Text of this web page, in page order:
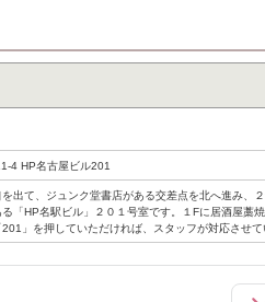
4 HP名古屋ビル201
出て、ジュンク堂書店がある交差点を北へ進み、
「HP名駅ビル」２０１号室です。１Fに居酒屋藁
」を押していただければ、スタッフが対応させて